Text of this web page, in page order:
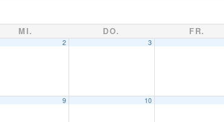
MI. DO. FR.
2 3
9 10